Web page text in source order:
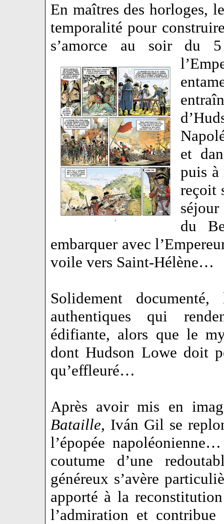
En maîtres des horloges,
temporalité pour
s’amorce au soir du
et
puis à
reçoit
du
embarquer avec
voile vers Saint-Hélène…
Solidement
authentiques qui
édifiante, alors que le
dont Hudson Lowe doit
qu’effleuré…
Après avoir mis en
Bataille, Iván Gil se
l’épopée
coutume d’une
généreux s’avère
apporté à la
l’admiration et